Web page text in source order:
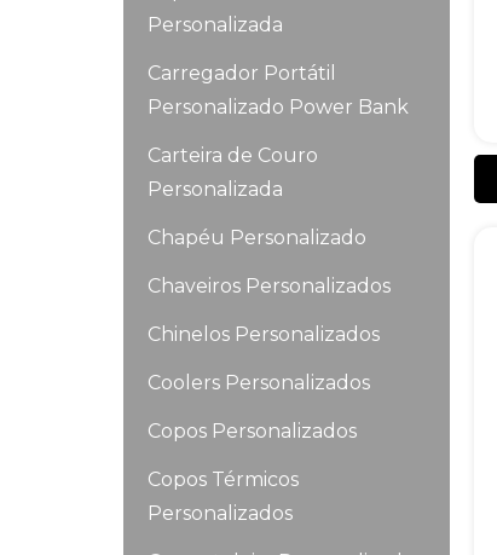
Personalizada
Carregador Portátil
Personalizado Power Bank
Carteira de Couro
Personalizada
Chapéu Personalizado
Chaveiros Personalizados
Chinelos Personalizados
Coolers Personalizados
Copos Personalizados
Copos Térmicos
Personalizados